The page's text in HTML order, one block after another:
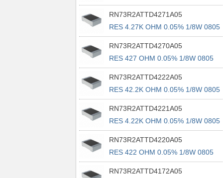
RN73R2ATTD4271A05
RES 4.27K OHM 0.05% 1/8W 0805
RN73R2ATTD4270A05
RES 427 OHM 0.05% 1/8W 0805
RN73R2ATTD4222A05
RES 42.2K OHM 0.05% 1/8W 0805
RN73R2ATTD4221A05
RES 4.22K OHM 0.05% 1/8W 0805
RN73R2ATTD4220A05
RES 422 OHM 0.05% 1/8W 0805
RN73R2ATTD4172A05